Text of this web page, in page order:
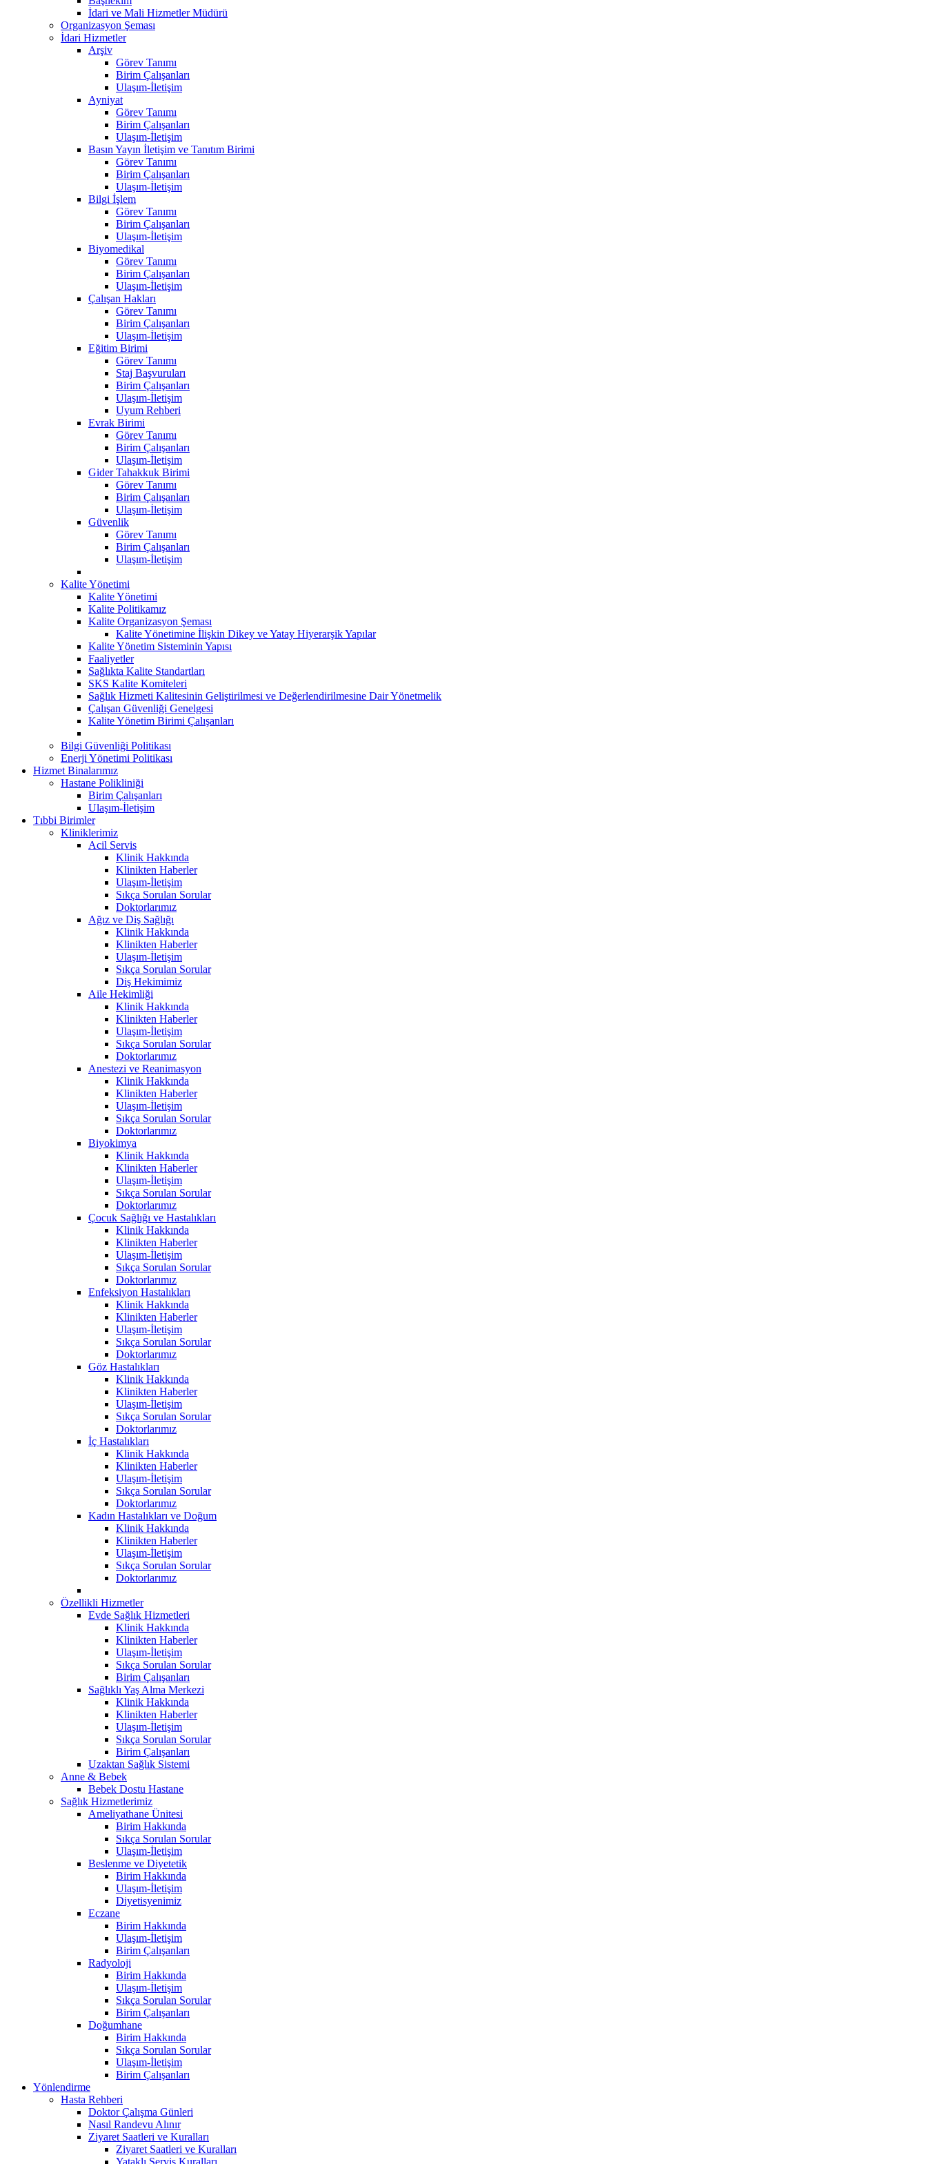
İdari ve Mali Hizmetler Müdürü
Organizasyon Şeması
İdari Hizmetler
Arşiv
Görev Tanımı
Birim Çalışanları
Ulaşım-İletişim
Ayniyat
Görev Tanımı
Birim Çalışanları
Ulaşım-İletişim
Basın Yayın İletişim ve Tanıtım Birimi
Görev Tanımı
Birim Çalışanları
Ulaşım-İletişim
Bilgi İşlem
Görev Tanımı
Birim Çalışanları
Ulaşım-İletişim
Biyomedikal
Görev Tanımı
Birim Çalışanları
Ulaşım-İletişim
Çalışan Hakları
Görev Tanımı
Birim Çalışanları
Ulaşım-İletişim
Eğitim Birimi
Görev Tanımı
Staj Başvuruları
Birim Çalışanları
Ulaşım-İletişim
Uyum Rehberi
Evrak Birimi
Görev Tanımı
Birim Çalışanları
Ulaşım-İletişim
Gider Tahakkuk Birimi
Görev Tanımı
Birim Çalışanları
Ulaşım-İletişim
Güvenlik
Görev Tanımı
Birim Çalışanları
Ulaşım-İletişim
Kalite Yönetimi
Kalite Yönetimi
Kalite Politikamız
Kalite Organizasyon Şeması
Kalite Yönetimine İlişkin Dikey ve Yatay Hiyerarşik Yapılar
Kalite Yönetim Sisteminin Yapısı
Faaliyetler
Sağlıkta Kalite Standartları
SKS Kalite Komiteleri
Sağlık Hizmeti Kalitesinin Geliştirilmesi ve Değerlendirilmesine Dair Yönetmelik
Çalışan Güvenliği Genelgesi
Kalite Yönetim Birimi Çalışanları
Bilgi Güvenliği Politikası
Enerji Yönetimi Politikası
Hizmet Binalarımız
Hastane Polikliniği
Birim Çalışanları
Ulaşım-İletişim
Tıbbi Birimler
Kliniklerimiz
Acil Servis
Klinik Hakkında
Klinikten Haberler
Ulaşım-İletişim
Sıkça Sorulan Sorular
Doktorlarımız
Ağız ve Diş Sağlığı
Klinik Hakkında
Klinikten Haberler
Ulaşım-İletişim
Sıkça Sorulan Sorular
Diş Hekimimiz
Aile Hekimliği
Klinik Hakkında
Klinikten Haberler
Ulaşım-İletişim
Sıkça Sorulan Sorular
Doktorlarımız
Anestezi ve Reanimasyon
Klinik Hakkında
Klinikten Haberler
Ulaşım-İletişim
Sıkça Sorulan Sorular
Doktorlarımız
Biyokimya
Klinik Hakkında
Klinikten Haberler
Ulaşım-İletişim
Sıkça Sorulan Sorular
Doktorlarımız
Çocuk Sağlığı ve Hastalıkları
Klinik Hakkında
Klinikten Haberler
Ulaşım-İletişim
Sıkça Sorulan Sorular
Doktorlarımız
Enfeksiyon Hastalıkları
Klinik Hakkında
Klinikten Haberler
Ulaşım-İletişim
Sıkça Sorulan Sorular
Doktorlarımız
Göz Hastalıkları
Klinik Hakkında
Klinikten Haberler
Ulaşım-İletişim
Sıkça Sorulan Sorular
Doktorlarımız
İç Hastalıkları
Klinik Hakkında
Klinikten Haberler
Ulaşım-İletişim
Sıkça Sorulan Sorular
Doktorlarımız
Kadın Hastalıkları ve Doğum
Klinik Hakkında
Klinikten Haberler
Ulaşım-İletişim
Sıkça Sorulan Sorular
Doktorlarımız
Özellikli Hizmetler
Evde Sağlık Hizmetleri
Klinik Hakkında
Klinikten Haberler
Ulaşım-İletişim
Sıkça Sorulan Sorular
Birim Çalışanları
Sağlıklı Yaş Alma Merkezi
Klinik Hakkında
Klinikten Haberler
Ulaşım-İletişim
Sıkça Sorulan Sorular
Birim Çalışanları
Uzaktan Sağlık Sistemi
Anne & Bebek
Bebek Dostu Hastane
Sağlık Hizmetlerimiz
Ameliyathane Ünitesi
Birim Hakkında
Sıkça Sorulan Sorular
Ulaşım-İletişim
Beslenme ve Diyetetik
Birim Hakkında
Ulaşım-İletişim
Diyetisyenimiz
Eczane
Birim Hakkında
Ulaşım-İletişim
Birim Çalışanları
Radyoloji
Birim Hakkında
Ulaşım-İletişim
Sıkça Sorulan Sorular
Birim Çalışanları
Doğumhane
Birim Hakkında
Sıkça Sorulan Sorular
Ulaşım-İletişim
Birim Çalışanları
Yönlendirme
Hasta Rehberi
Doktor Çalışma Günleri
Nasıl Randevu Alınır
Ziyaret Saatleri ve Kuralları
Ziyaret Saatleri ve Kuralları
Yataklı Servis Kuralları